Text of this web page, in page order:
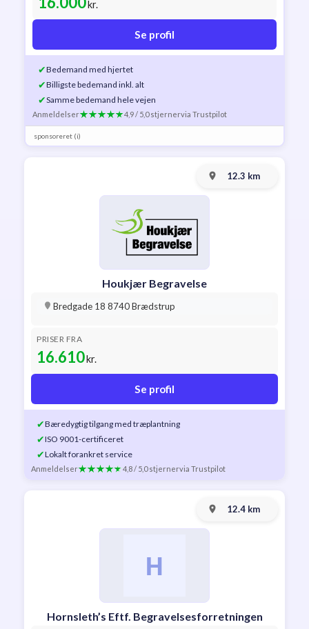
kr.
Se profil
✔Bedemand med hjertet
✔Billigste bedemand inkl. alt
✔Samme bedemand hele vejen
Anmeldelser 4,9 / 5,0 stjernervia Trustpilot
sponsoreret (i)
12.3 km
Houkjær Begravelse
Bredgade 18 8740 Brædstrup
PRISER FRA
16.610kr.
Se profil
✔Bæredygtig tilgang med træplantning
✔ISO 9001-certificeret
✔Lokalt forankret service
Anmeldelser 4,8 / 5,0 stjernervia Trustpilot
12.4 km
Hornsleth’s Eftf. Begravelsesforretningen